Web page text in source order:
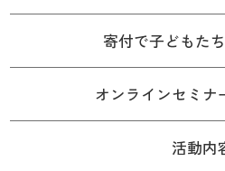
寄付で子どもた
オンラインセミナ
活動内